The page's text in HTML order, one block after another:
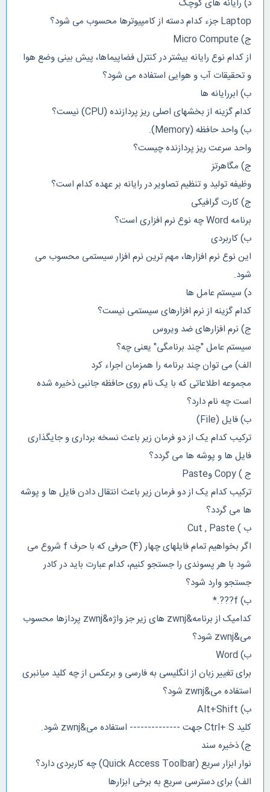
د) رایانه های کوچک
Laptop جزء کدام دسته از کامپیوترها محسوب می شود؟
ج) Micro Compute
از کدام نوع رایانه بیشتر در کنترل فضاپیماها، پیش بینی وضع هوا
و تحقیقات آب و هوایی استفاده می شود؟
ب) ابررایانه ها
کدام گزینه از بخشهای اصلی ریز پردازنده (CPU) نیست؟
ب) واحد حافظه (Memory).
واحد سرعت ريز پردازنده چيست؟
ج) مگاهرتز
وظیفه تولید و تنظیم تصاویر در رایانه بر عهده کدام است؟
ج) کارت گرافیکی
برنامه Word چه نوع نرم افزاری است؟
ب) کاربردی
این نوع نرم افزارها، مهم ترین نرم افزار سیستمی محسوب می
شود.
د) سیستم عامل ها
کدام گزینه از نرم افزارهای سیستمی نیست؟
ج) نرم افزارهای ضد ویروس
سیستم عامل "چند برنامگی" یعنی چه؟
الف) می توان چند برنامه را همزمان اجراء کرد
مجموعه اطلاعاتی که با یک نام روی حافظه جانبی ذخیره شده
است چه نام دارد؟
ب) فایل (File)
ترکیب کدام یک از دو فرمان زیر باعث نسخه برداری و جایگذاری
فایل ها و پوشه ها می گردد؟
ج ) Copy وPaste
ترکیب کدام یک از دو فرمان زیر باعث انتقال دادن فایل ها و پوشه
ها می گردد؟
ب ) Cut , Paste
اگر بخواهیم تمام فایلهای چهار (4) حرفی که با حرف f شروع می
شود با هر پسوندی را جستجو کنیم، کدام عبارت باید در کادر
جستجو وارد شود؟
ب) f???.*
کدامیک از برنامه&zwnj های زیر جز واژه&zwnj پردازها محسوب
می&zwnj شود؟
ب) Word
برای تغییر زبان از انگلیسی به فارسی و برعکس از چه کلید میانبری
استفاده می&zwnj شود؟
ب) Alt+Shift
کلید Ctrl+ S جهت -------------- استفاده می&zwnj شود.
ج) ذخیره سند
نوار ابزار سریع (Quick Access Toolbar) چه کاربردی دارد؟
الف) برای دسترسی سریع به برخی ابزارها